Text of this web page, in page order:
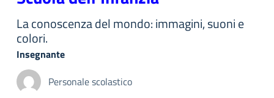
La conoscenza del mondo: immagini, suoni e
colori.
Insegnante
Personale scolastico